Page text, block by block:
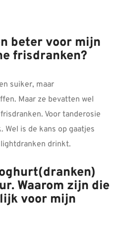
beter voor mijn
frisdranken?
suiker, maar
Maar ze bevatten wel
Voor tanderosie
Wel is de kans op gaatjes
drinkt.
Waarom zijn die
voor mijn